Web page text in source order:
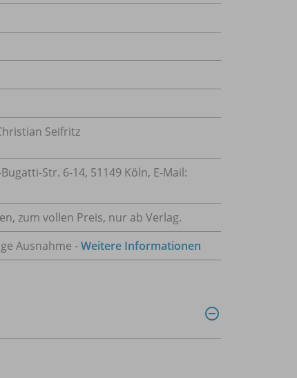
Seifritz
Str. 6-14, 51149 Köln, E-Mail:
zum vollen Preis, nur ab Verlag.
Ausnahme -Weitere Informationen